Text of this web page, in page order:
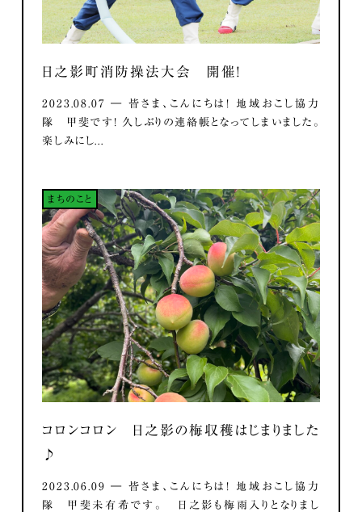
日之影町消防操法大会 開催！
2023.08.07 ― 皆さま、こんにちは！ 地域おこし協力
隊 甲斐です！ 久しぶりの連絡帳となってしまいました。
楽しみにし...
まちのこと
コロンコロン 日之影の梅収穫はじまりました
♪
2023.06.09 ― 皆さま、こんにちは！ 地域おこし協力
隊 甲斐未有希です。 日之影も梅雨入りとなりまし